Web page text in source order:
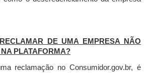
DE UMA EMPRESA NÃO
PLATAFORMA?
reclamação no Consumidor.gov.br, é